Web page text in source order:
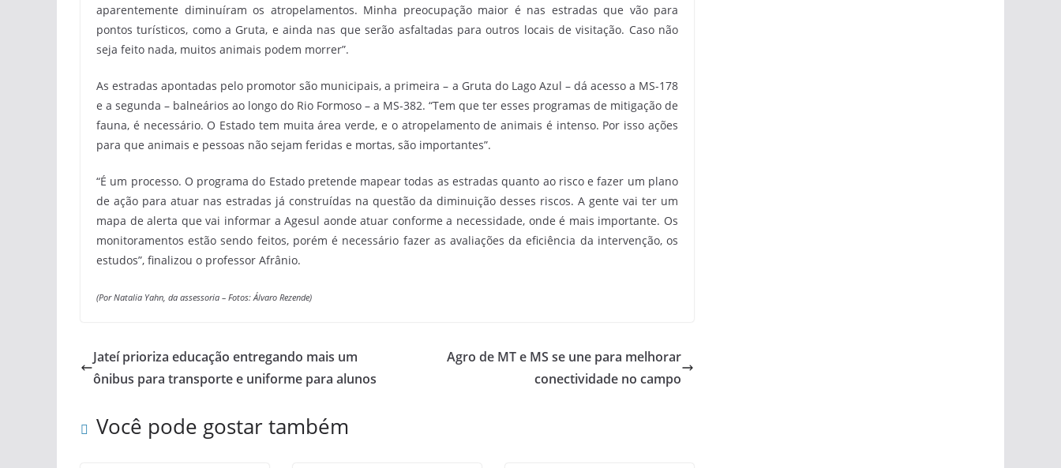
aparentemente diminuíram os atropelamentos. Minha preocupação maior é nas estradas que vão para
pontos turísticos, como a Gruta, e ainda nas que serão asfaltadas para outros locais de visitação. Caso não
seja feito nada, muitos animais podem morrer”.
As estradas apontadas pelo promotor são municipais, a primeira – a Gruta do Lago Azul – dá acesso a MS-178
e a segunda – balneários ao longo do Rio Formoso – a MS-382. “Tem que ter esses programas de mitigação de
fauna, é necessário. O Estado tem muita área verde, e o atropelamento de animais é intenso. Por isso ações
para que animais e pessoas não sejam feridas e mortas, são importantes”.
“É um processo. O programa do Estado pretende mapear todas as estradas quanto ao risco e fazer um plano
de ação para atuar nas estradas já construídas na questão da diminuição desses riscos. A gente vai ter um
mapa de alerta que vai informar a Agesul aonde atuar conforme a necessidade, onde é mais importante. Os
monitoramentos estão sendo feitos, porém é necessário fazer as avaliações da eficiência da intervenção, os
estudos”, finalizou o professor Afrânio.
(Por Natalia Yahn, da assessoria – Fotos: Álvaro Rezende)
Jateí prioriza educação entregando mais um
ônibus para transporte e uniforme para alunos
Agro de MT e MS se une para melhorar
conectividade no campo
Você pode gostar também